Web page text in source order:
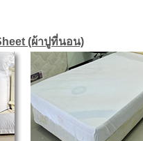
(ผ้าปูที่นอน)